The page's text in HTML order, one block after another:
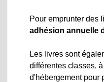
Pour emprunter des
adhésion annuelle
Les livres sont
différentes classes,
d'hébergement pour